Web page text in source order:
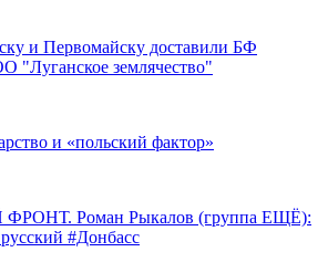
и Первомайску доставили БФ
"Луганское землячество"
и «польский фактор»
Роман Рыкалов (группа ЕЩЁ):
#Донбасс